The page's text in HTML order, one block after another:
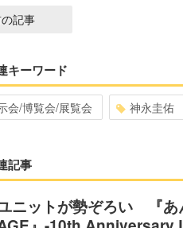
記事
キーワード
会/博覧会/展覧会 神永圭佑
記事
ニットが勢ぞろい 『あ